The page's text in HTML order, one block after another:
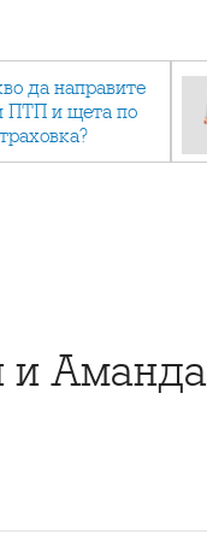
да направите
ПТП и щета по
и